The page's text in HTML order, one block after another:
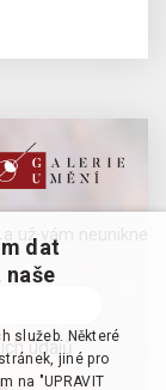
už vám neunikne
údajů
dat
naše
služeb. Některé
jiné pro
na "UPRAVIT